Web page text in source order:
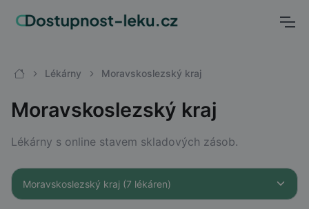
Lékárny Moravskoslezský kraj
Moravskoslezský kraj
Lékárny s online stavem skladových zásob.